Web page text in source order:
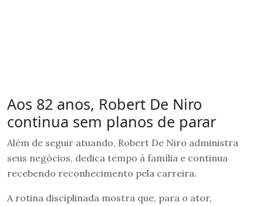
Aos 82 anos, Robert De Niro
continua sem planos de parar
Além de seguir atuando, Robert De Niro administra
seus negócios, dedica tempo à família e continua
recebendo reconhecimento pela carreira.
A rotina disciplinada mostra que, para o ator,